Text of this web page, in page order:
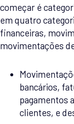
começar é
em quatro
financeiras,
movimentações
bancários,
pagamentos
clientes, e